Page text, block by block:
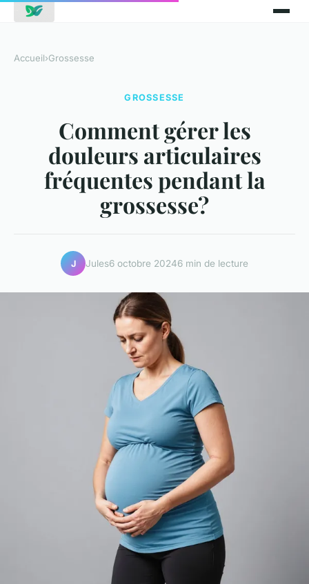
Accueil›Grossesse
GROSSESSE
Comment gérer les
douleurs articulaires
fréquentes pendant la
grossesse?
J Jules6 octobre 20246 min de lecture